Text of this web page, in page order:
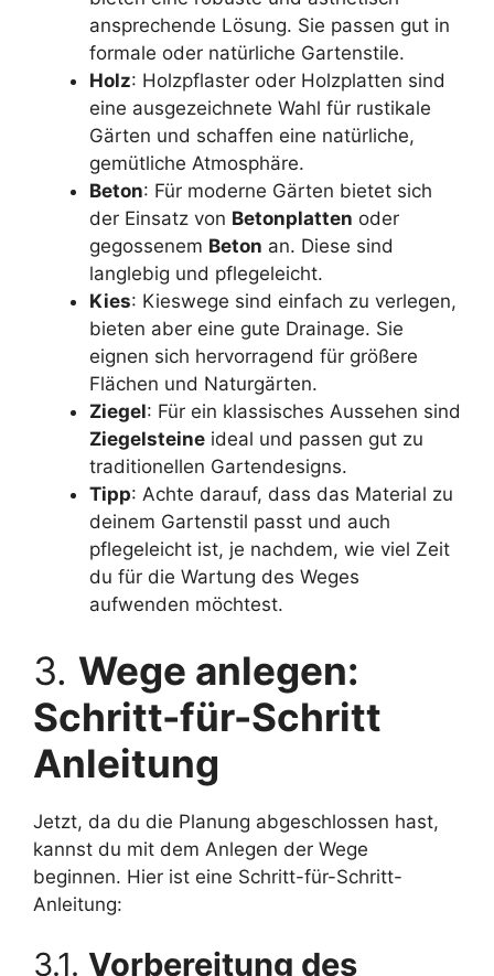
ansprechende Lösung. Sie passen gut in
formale oder natürliche Gartenstile.
Holz: Holzpflaster oder Holzplatten sind
eine ausgezeichnete Wahl für rustikale
Gärten und schaffen eine natürliche,
gemütliche Atmosphäre.
Beton: Für moderne Gärten bietet sich
der Einsatz von Betonplatten oder
gegossenem Beton an. Diese sind
langlebig und pflegeleicht.
Kies: Kieswege sind einfach zu verlegen,
bieten aber eine gute Drainage. Sie
eignen sich hervorragend für größere
Flächen und Naturgärten.
Ziegel: Für ein klassisches Aussehen sind
Ziegelsteine ideal und passen gut zu
traditionellen Gartendesigns.
Tipp: Achte darauf, dass das Material zu
deinem Gartenstil passt und auch
pflegeleicht ist, je nachdem, wie viel Zeit
du für die Wartung des Weges
aufwenden möchtest.
3. Wege anlegen:
Schritt-für-Schritt
Anleitung
Jetzt, da du die Planung abgeschlossen hast,
kannst du mit dem Anlegen der Wege
beginnen. Hier ist eine Schritt-für-Schritt-
Anleitung:
3.1. Vorbereitung des